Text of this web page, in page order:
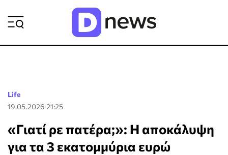
Life
19.05.2026 21:25
«Γιατί ρε πατέρα;»: Η αποκάλυψη
για τα 3 εκατομμύρια ευρώ